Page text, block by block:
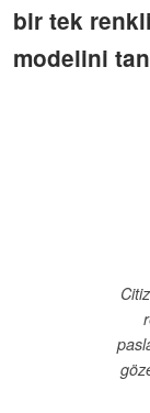
bir tek
modelini